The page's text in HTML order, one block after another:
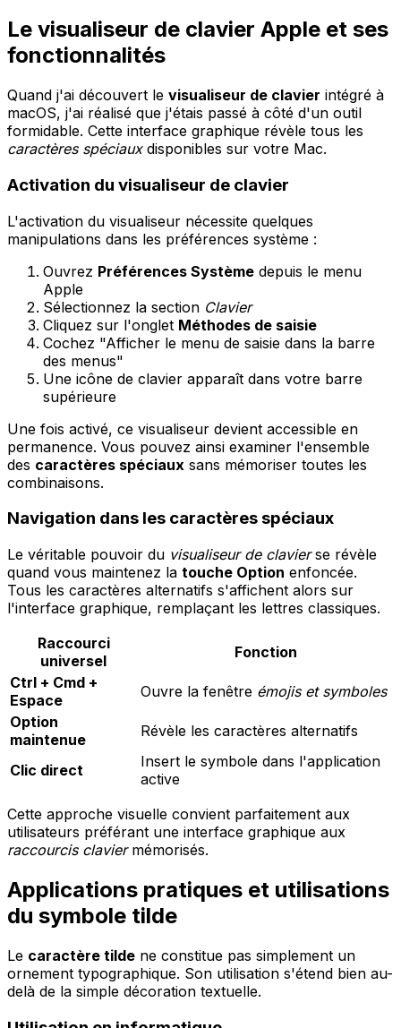
Le visualiseur de clavier Apple et ses
fonctionnalités
Quand j'ai découvert le visualiseur de clavier intégré à
macOS, j'ai réalisé que j'étais passé à côté d'un outil
formidable. Cette interface graphique révèle tous les
caractères spéciauxdisponibles sur votre Mac.
Activation du visualiseur de clavier
L'activation du visualiseur nécessite quelques
manipulations dans les préférences système :
Ouvrez Préférences Système depuis le menu
Apple
Sélectionnez la section Clavier
Cliquez sur l'onglet Méthodes de saisie
Cochez "Afficher le menu de saisie dans la barre
des menus"
Une icône de clavier apparaît dans votre barre
supérieure
Une fois activé, ce visualiseur devient accessible en
permanence. Vous pouvez ainsi examiner l'ensemble
des caractères spéciaux sans mémoriser toutes les
combinaisons.
Navigation dans les caractères spéciaux
Le véritable pouvoir du visualiseur de clavierse révèle
quand vous maintenez la touche Option enfoncée.
Tous les caractères alternatifs s'affichent alors sur
l'interface graphique, remplaçant les lettres classiques.
Raccourci
universel
Fonction
Ctrl + Cmd +
Espace
Ouvre la fenêtre émojis et symboles
Option
maintenue
Révèle les caractères alternatifs
Clic direct
Insert le symbole dans l'application
active
Cette approche visuelle convient parfaitement aux
utilisateurs préférant une interface graphique aux
raccourcis claviermémorisés.
Applications pratiques et utilisations
du symbole tilde
Le caractère tilde ne constitue pas simplement un
ornement typographique. Son utilisation s'étend bien au-
delà de la simple décoration textuelle.